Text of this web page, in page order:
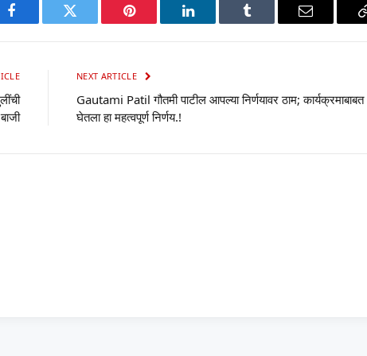
Facebook Twitter Pinterest LinkedIn Tumblr Email
बाजी
NEXT ARTICLE
Gautami Patil गौतमी पाटील आपल्या निर्णयावर ठाम; कार्यक्रमाबाबत
घेतला हा महत्वपूर्ण निर्णय.!